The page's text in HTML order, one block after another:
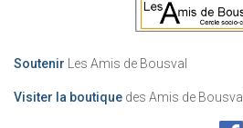
Soutenir Les Amis de Bousval
Visiter la boutique des Amis de Bousval